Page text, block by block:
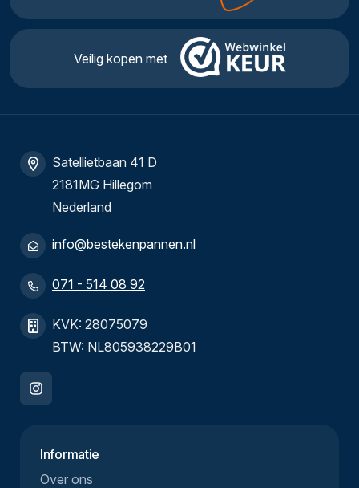
Veilig kopen met
Satellietbaan 41 D
2181MG Hillegom
Nederland
info@bestekenpannen.nl
071 - 514 08 92
KVK: 28075079
BTW: NL805938229B01
Informatie
Over ons